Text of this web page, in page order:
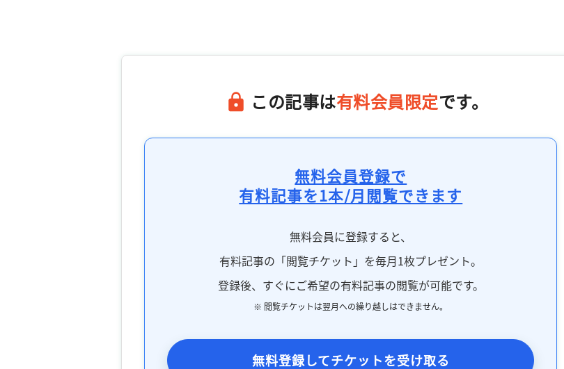
この記事は有料会員限定です。
無料会員登録で
有料記事を1本/月閲覧できます
無料会員に登録すると、
有料記事の「閲覧チケット」を毎月1枚プレゼント。
登録後、すぐにご希望の有料記事の閲覧が可能です。
※ 閲覧チケットは翌月への繰り越しはできません。
無料登録してチケットを受け取る